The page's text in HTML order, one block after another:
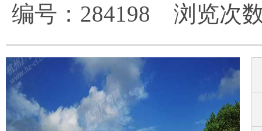
编号： 284198 浏览次